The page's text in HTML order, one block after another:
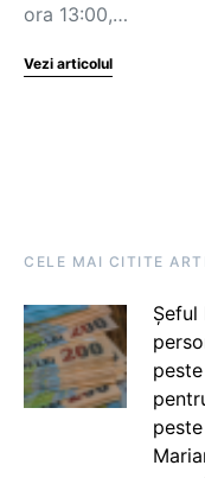
ora 13:00,…
Vezi articolul
CELE MAI CITITE
Șeful